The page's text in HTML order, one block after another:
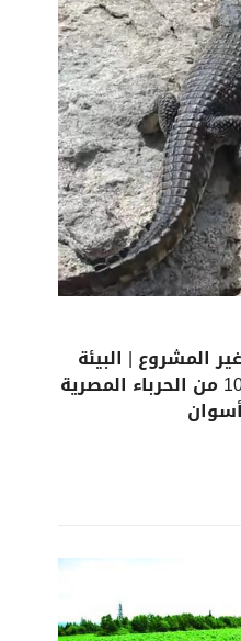
المشروع | البيئة
تطلق 3 تماسيح نيلية و10 من الحرباء المصرية